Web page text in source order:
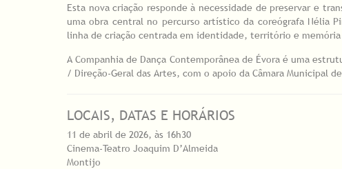
Esta nova criação responde à necessidade de preservar e
uma obra central no percurso artístico da coreógrafa Nélia
linha de criação centrada em identidade, território e
A Companhia de Dança Contemporânea de Évora é uma
/ Direção-Geral das Artes, com o apoio da Câmara Municipal
LOCAIS, DATAS E HORÁRIOS
11 de abril de 2026, às 16h30
Cinema-Teatro Joaquim D’Almeida
Montijo